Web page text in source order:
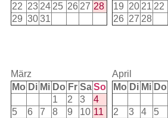
22 23 24 25 26 27 28
29 3031
19 20 21 22
26 27 28
März
Mo Di Mi Do Fr SaSo
1
2 3
4
5
6 7 8 9 10 11
April
Mo Di Mi Do
2
3 4 5